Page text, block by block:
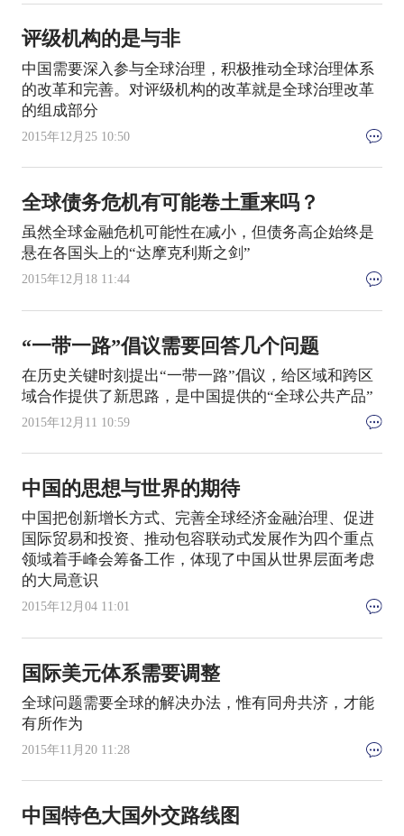
评级机构的是与非
中国需要深入参与全球治理，积极推动全球治理体系
的改革和完善。对评级机构的改革就是全球治理改革
的组成部分
2015年12月25 10:50
全球债务危机有可能卷土重来吗？
虽然全球金融危机可能性在减小，但债务高企始终是
悬在各国头上的“达摩克利斯之剑”
2015年12月18 11:44
“一带一路”倡议需要回答几个问题
在历史关键时刻提出“一带一路”倡议，给区域和跨区
域合作提供了新思路，是中国提供的“全球公共产品”
2015年12月11 10:59
中国的思想与世界的期待
中国把创新增长方式、完善全球经济金融治理、促进
国际贸易和投资、推动包容联动式发展作为四个重点
领域着手峰会筹备工作，体现了中国从世界层面考虑
的大局意识
2015年12月04 11:01
国际美元体系需要调整
全球问题需要全球的解决办法，惟有同舟共济，才能
有所作为
2015年11月20 11:28
中国特色大国外交路线图